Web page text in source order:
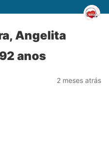
Angelita
anos
2 meses atrás